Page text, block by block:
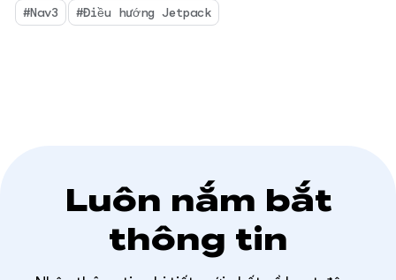
#Nav3 #Điều hướng Jetpack
Luôn nắm bắt
thông tin